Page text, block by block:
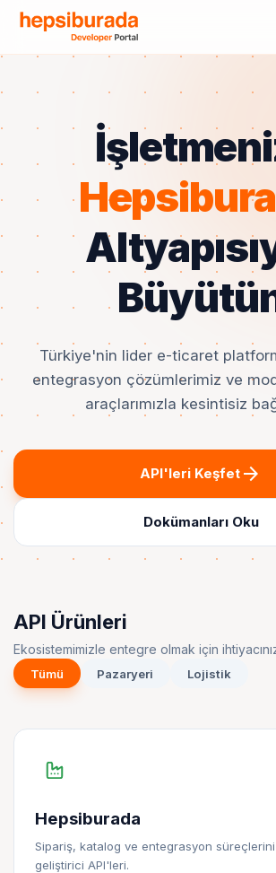
Türkiye'nin lider e-ticaret
entegrasyon çözümlerimiz ve
araçlarımızla kesintisiz
API'leri Keşfet arrow_forward
Dokümanları Oku
API Ürünleri
Ekosistemimizle entegre olmak için
Tümü Pazaryeri Lojistik
Hepsiburada
Sipariş, katalog ve entegrasyon
geliştirici API'leri.